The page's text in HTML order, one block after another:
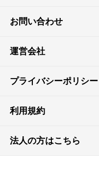
お問い合わせ
運営会社
プライバシーポリシー
利用規約
法人の方はこちら